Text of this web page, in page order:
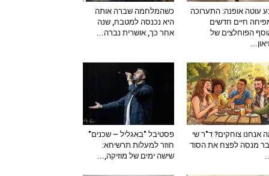
עוטה אופנה: התערוכה
חיים חדשים
הפוחלצים של
כשהמלחמה שברה אותה
היא נכנסה למטבח, שנה
אחר כך, אושרית נברה...
אנחנו צוחקים? ד"ר שי
מנסה לפצח את הסוד
פסטיבל "באגליל – שכנים"
חוזר למעלות תרשיחא:
שישה ימים של מוזיקה,...